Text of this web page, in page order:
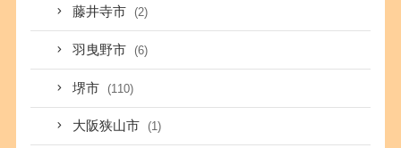
藤井寺市 (2)
羽曳野市 (6)
堺市 (110)
大阪狭山市 (1)